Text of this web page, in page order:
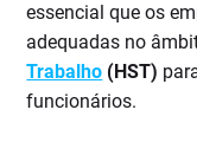
essencial que os
adequadas no
Trabalho (HST)
funcionários.